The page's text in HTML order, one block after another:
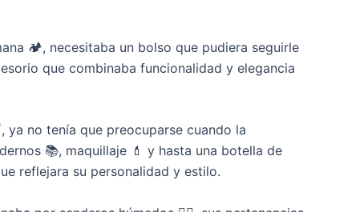
🏕️, necesitaba un bolso que pudiera seguirle
que combinaba funcionalidad y elegancia
ya no tenía que preocuparse cuando la
📚, maquillaje 💄 y hasta una botella de
reflejara su personalidad y estilo.